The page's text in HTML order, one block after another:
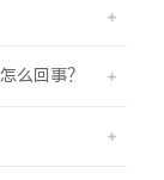
么回事？